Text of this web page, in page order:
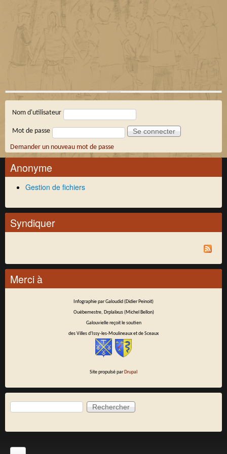
Connexion membre
Nom d'utilisateur
Mot de passe
Demander un nouveau mot de passe
Anonyme
Gestion de fichiers
Syndiquer
Merci à
Infographie par Galoudid (Didier Peinoit)
Ouèbemestre, Drplalixus (Michel Bellon)
Galouvielle reçoit le soutien
des Villes d'Issy-les-Moulineaux et de Sceaux
Site propulsé parDrupal
Formulaire de recherche
Rechercher